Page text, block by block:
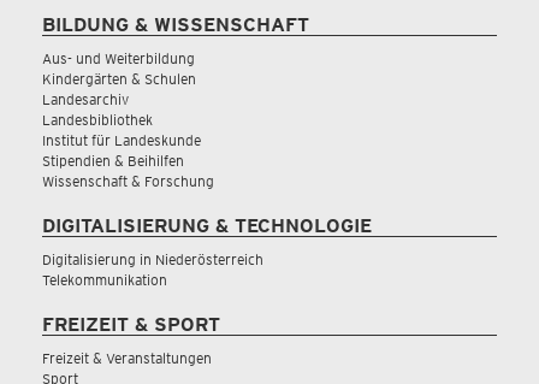
BILDUNG & WISSENSCHAFT
Aus- und Weiterbildung
Kindergärten & Schulen
Landesarchiv
Landesbibliothek
Institut für Landeskunde
Stipendien & Beihilfen
Wissenschaft & Forschung
DIGITALISIERUNG & TECHNOLOGIE
Digitalisierung in Niederösterreich
Telekommunikation
FREIZEIT & SPORT
Freizeit & Veranstaltungen
Sport